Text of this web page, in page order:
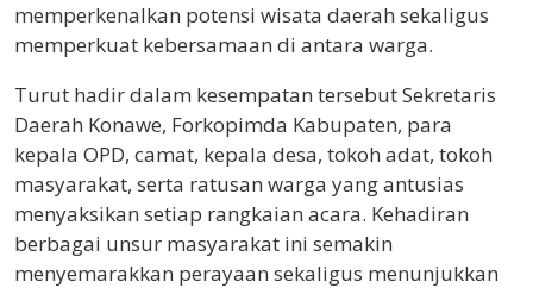
memperkenalkan potensi wisata daerah sekaligus
memperkuat kebersamaan di antara warga.
Turut hadir dalam kesempatan tersebut Sekretaris
Daerah Konawe, Forkopimda Kabupaten, para
kepala OPD, camat, kepala desa, tokoh adat, tokoh
masyarakat, serta ratusan warga yang antusias
menyaksikan setiap rangkaian acara. Kehadiran
berbagai unsur masyarakat ini semakin
menyemarakkan perayaan sekaligus menunjukkan